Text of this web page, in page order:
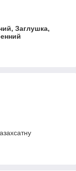
Заглушка,